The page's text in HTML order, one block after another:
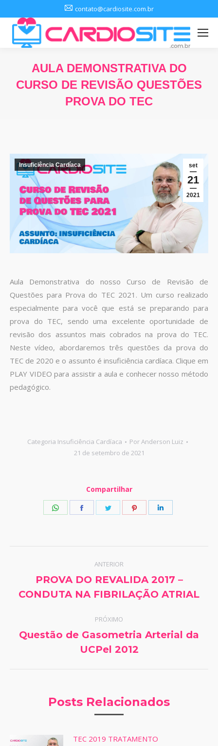
contato@cardiosite.com.br
AULA DEMONSTRATIVA DO
CURSO DE REVISÃO QUESTÕES
PROVA DO TEC
set
21
2021
Insuficiência Cardíaca
Aula Demonstrativa do nosso Curso de Revisão de
Questões para Prova do TEC 2021. Um curso realizado
especialmente para você que está se preparando para
prova do TEC, sendo uma excelente oportunidade de
revisão dos assuntos mais cobrados na prova do TEC.
Neste vídeo, abordaremos três questões da prova do
TEC de 2020 e o assunto é insuficiência cardíaca. Clique em
PLAY VIDEO para assistir a aula e conhecer nosso método
pedagógico.
Categoria Insuficiência Cardíaca PorAnderson Luiz
21 de setembro de 2021
Compartilhar
Share
Share
Share
Share
post:
ANTERIOR
Post
anterior:
PROVA DO REVALIDA 2017 –
CONDUTA NA FIBRILAÇÃO ATRIAL
PRÓXIMO
Próximo
post:
Questão de Gasometria Arterial da
UCPel 2012
Posts Relacionados
TEC 2019 TRATAMENTO